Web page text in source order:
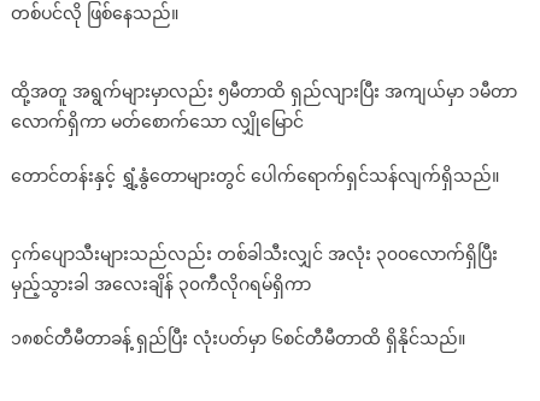
လျှင်
မှာ
သည့်
က
အကြီး
တစ်ပင်လို ဖြစ်နေသည်။
ထို့အတူ အရွက်များမှာလည်း ၅မီတာထိ ရှည်လျားပြီး အကျယ်မှာ ၁မီတာ
လောက်ရှိကာ မတ်စောက်သော လျှိုမြောင်
တောင်တန်းနှင့် ရွှံ့နွံတောများတွင် ပေါက်ရောက်ရှင်သန်လျက်ရှိသည်။
ငှက်ပျောသီးများသည်လည်း တစ်ခါသီးလျှင် အလုံး ၃၀၀လောက်ရှိပြီး
မှည့်သွားခါ အလေးချိန် ၃၀ကီလိုဂရမ်ရှိကာ
၁၈စင်တီမီတာခန့် ရှည်ပြီး လုံးပတ်မှာ ၆စင်တီမီတာထိ ရှိနိုင်သည်။